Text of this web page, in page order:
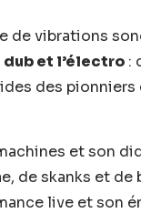
de vibrations
dub et l’électro :
des
et son
de skanks et de
live et son